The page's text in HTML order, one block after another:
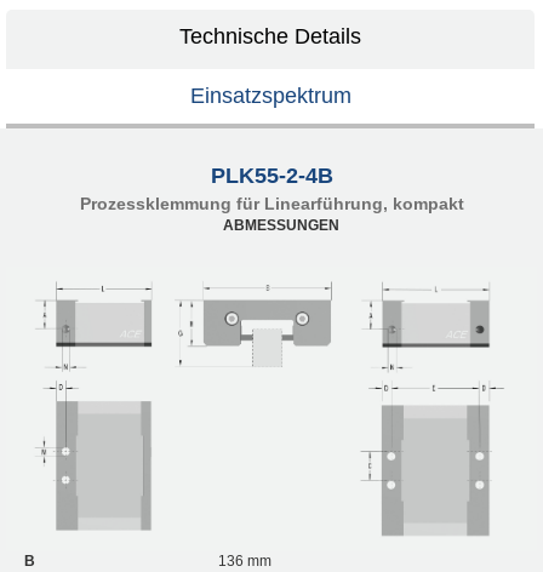
Technische Details
Einsatzspektrum
PLK55-2-4B
Prozessklemmung für Linearführung, kompakt
ABMESSUNGEN
B
136 mm